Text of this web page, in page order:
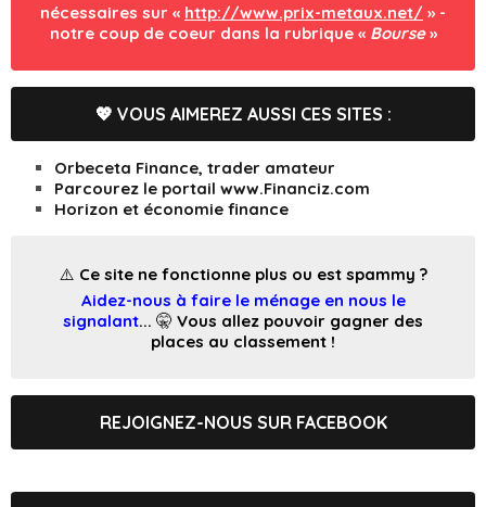
nécessaires sur « http://www.prix-metaux.net/ » -
notre coup de coeur dans la rubrique « Bourse»
💖 VOUS AIMEREZ AUSSI CES SITES :
Orbeceta Finance, trader amateur
Parcourez le portail www.Financiz.com
Horizon et économie finance
⚠️ Ce site ne fonctionne plus ou est spammy ?
Aidez-nous à faire le ménage en nous le
signalant... 🤫 Vous allez pouvoir gagner des
places au classement !
REJOIGNEZ-NOUS SUR FACEBOOK